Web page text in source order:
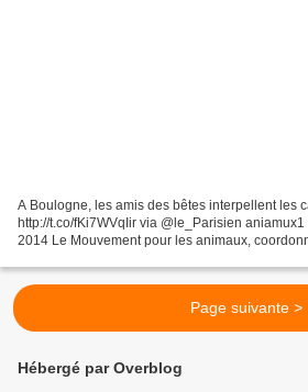
A Boulogne, les amis des bêtes interpellent les
http://t.co/fKi7WVqIir via @le_Parisien aniamux1
2014 Le Mouvement pour les animaux,
Page suivante >
Hébergé par Overblog